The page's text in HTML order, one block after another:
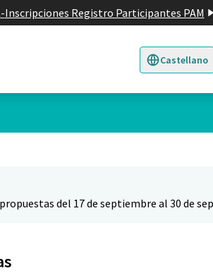
-Inscripciones Registro Participantes PAM
Castellano
Triar la llengua
del 17 de septiembre al 30 de